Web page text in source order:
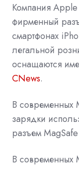
Компания Apple
фирменный
смартфонах
легальной
оснащаются
CNews.
В современных
зарядки
разъем MagSafe
В современных